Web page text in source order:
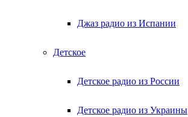
Джаз радио из Испании
Детское
Детское радио из России
Детское радио из Украины